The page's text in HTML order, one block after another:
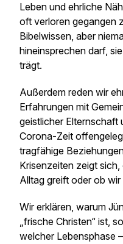
Leben und ehrliche
oft verloren gegangen
Bibelwissen, aber
hineinsprechen darf,
trägt.
Außerdem reden wir
Erfahrungen mit
geistlicher Elternschaft
Corona-Zeit
tragfähige
Krisenzeiten zeigt
Alltag greift oder ob
Wir erklären, warum
„frische Christen“ ist,
welcher Lebensphase